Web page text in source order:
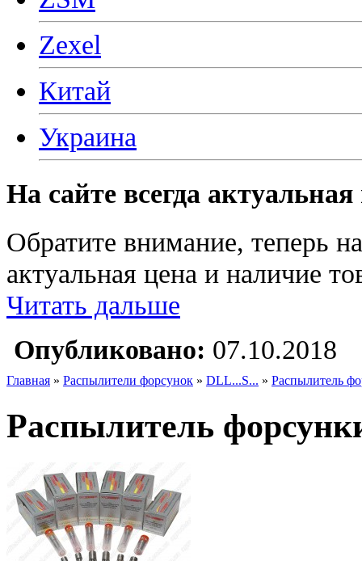
Zexel
Китай
Украина
На сайте всегда
Обратите внимание, теперь
актуальная цена и наличие
Читать дальше
Опубликовано: 07.10.2018
Главная » Распылители форсунок » DLL...S... » Распылитель
Распылитель